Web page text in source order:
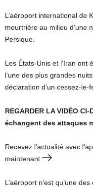
L’aéroport international de
meurtrière au milieu d’une
Persique.
Les États-Unis et l’Iran ont
l’une des plus grandes
déclaration d’un cessez-le-
REGARDER LA VIDÉO
échangent des attaques
Recevez l’actualité avec
maintenant
L’aéroport n’est qu’une